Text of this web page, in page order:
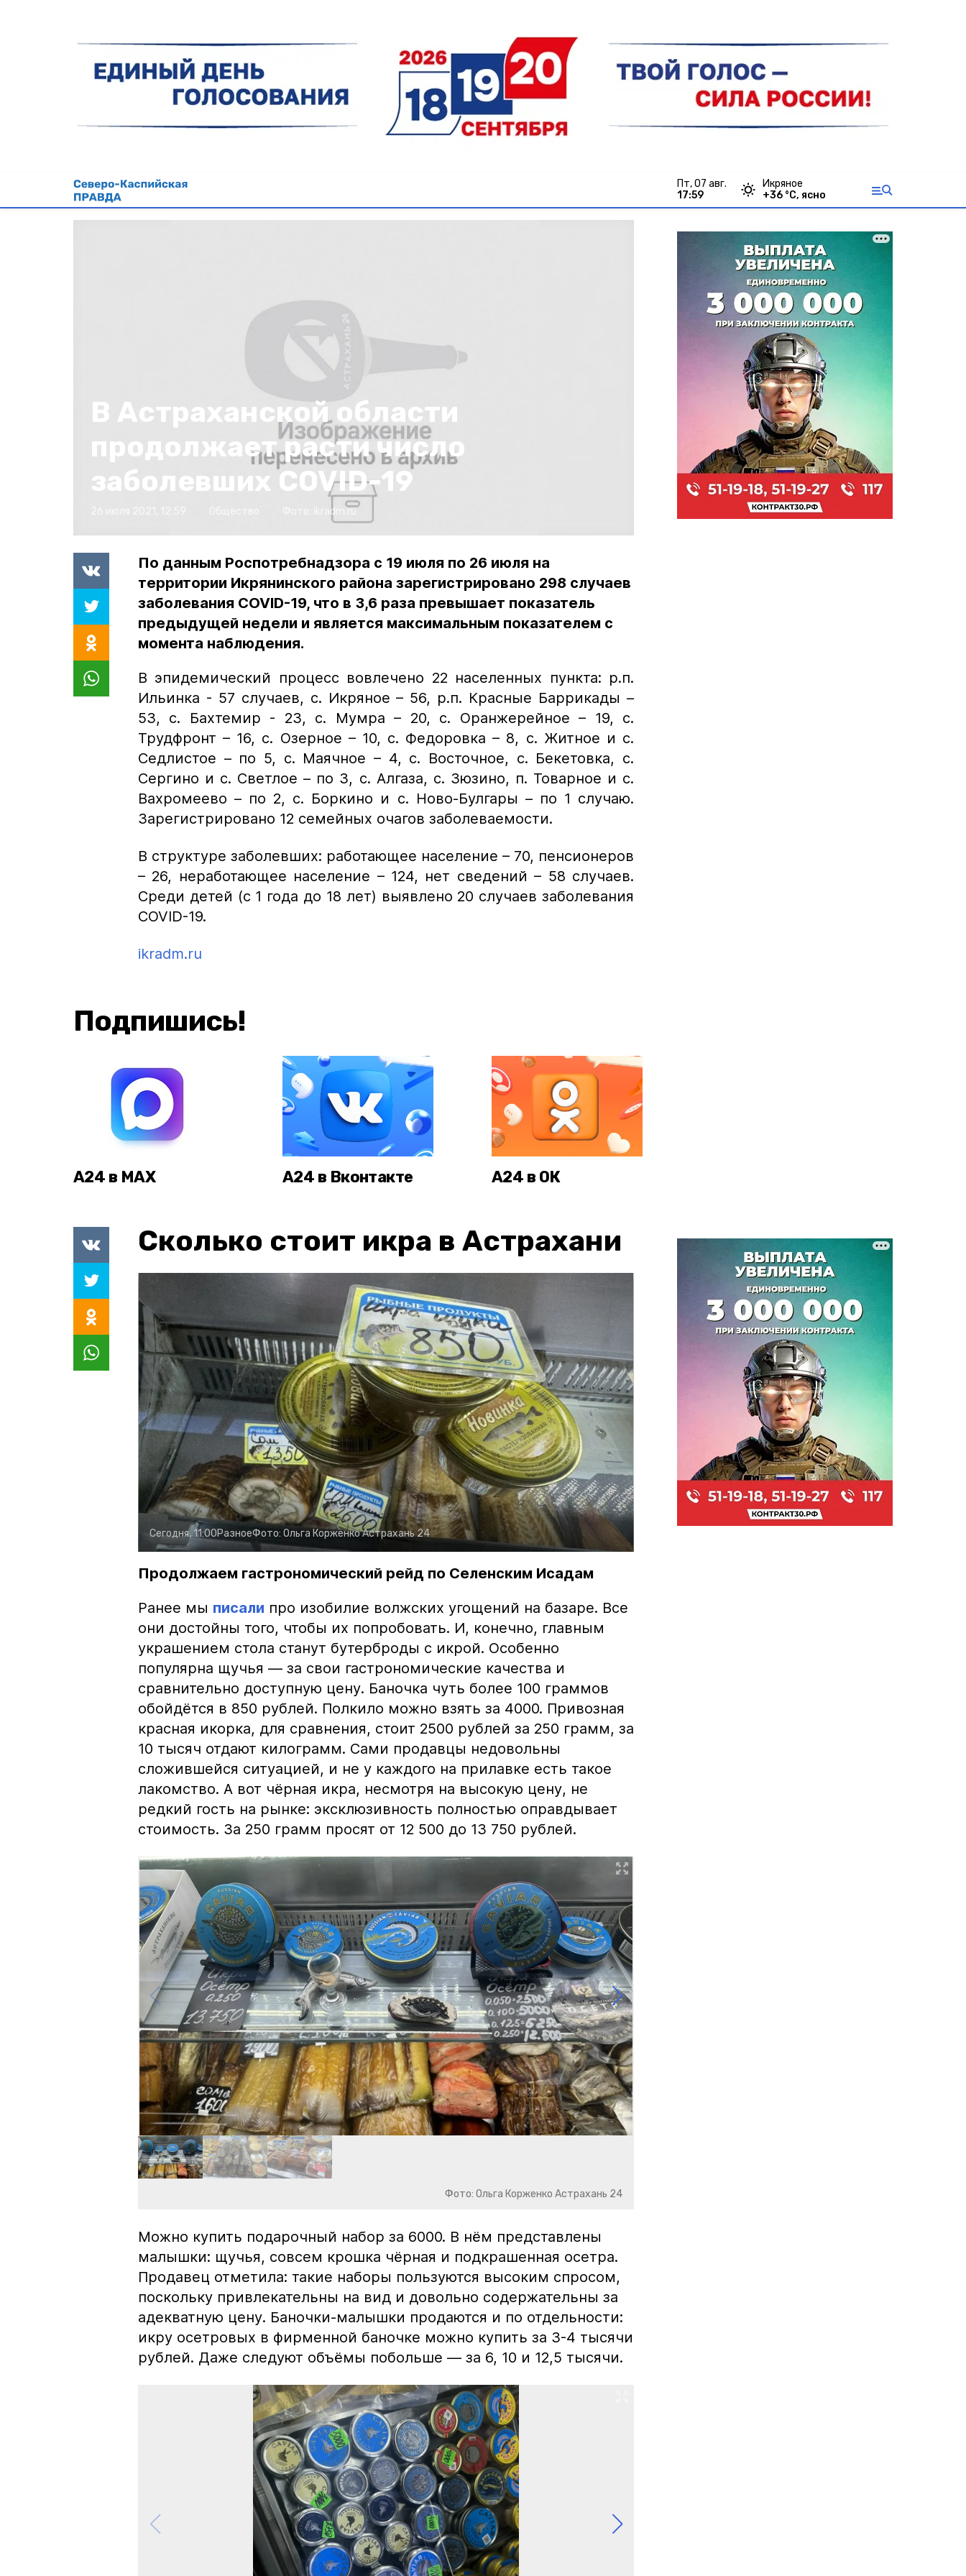
пт, 07 авг.
17:59
Икряное
+36 °С, ясно
В Астраханской области
продолжает расти число
заболевших COVID-19
ikradm.ru
По данным Роспотребнадзора с 19 июля по 26 июля на
территории Икрянинского района зарегистрировано 298 случаев
заболевания COVID-19, что в 3,6 раза превышает показатель
предыдущей недели и является максимальным показателем с
момента наблюдения.
В эпидемический процесс вовлечено 22 населенных пункта: р.п.
Ильинка - 57 случаев, с. Икряное – 56, р.п. Красные Баррикады –
53, с. Бахтемир - 23, с. Мумра – 20, с. Оранжерейное – 19, с.
Трудфронт – 16, с. Озерное – 10, с. Федоровка – 8, с. Житное и с.
Седлистое – по 5, с. Маячное – 4, с. Восточное, с. Бекетовка, с.
Сергино и с. Светлое – по 3, с. Алгаза, с. Зюзино, п. Товарное и с.
Вахромеево – по 2, с. Боркино и с. Ново-Булгары – по 1 случаю.
Зарегистрировано 12 семейных очагов заболеваемости.
В структуре заболевших: работающее население – 70, пенсионеров
– 26, неработающее население – 124, нет сведений – 58 случаев.
Среди детей (с 1 года до 18 лет) выявлено 20 случаев заболевания
COVID-19.
ikradm.ru
Подпишись!
А24 в MAX А24 в Вконтакте А24 в ОК
Сколько стоит икра в Астрахани
Сегодня, 11:00РазноеФото: Ольга КорженкоАстрахань 24
Продолжаем гастрономический рейд по Селенским Исадам
Ранее мы писали про изобилие волжских угощений на базаре. Все
они достойны того, чтобы их попробовать. И, конечно, главным
украшением стола станут бутерброды с икрой. Особенно
популярна щучья — за свои гастрономические качества и
сравнительно доступную цену. Баночка чуть более 100 граммов
обойдётся в 850 рублей. Полкило можно взять за 4000. Привозная
красная икорка, для сравнения, стоит 2500 рублей за 250 грамм, за
10 тысяч отдают килограмм. Сами продавцы недовольны
сложившейся ситуацией, и не у каждого на прилавке есть такое
лакомство. А вот чёрная икра, несмотря на высокую цену, не
редкий гость на рынке: эксклюзивность полностью оправдывает
стоимость. За 250 грамм просят от 12 500 до 13 750 рублей.
Фото: Ольга Корженко Астрахань 24
Можно купить подарочный набор за 6000. В нём представлены
малышки: щучья, совсем крошка чёрная и подкрашенная осетра.
Продавец отметила: такие наборы пользуются высоким спросом,
поскольку привлекательны на вид и довольно содержательны за
адекватную цену. Баночки-малышки продаются и по отдельности:
икру осетровых в фирменной баночке можно купить за 3-4 тысячи
рублей. Даже следуют объёмы побольше — за 6, 10 и 12,5 тысячи.